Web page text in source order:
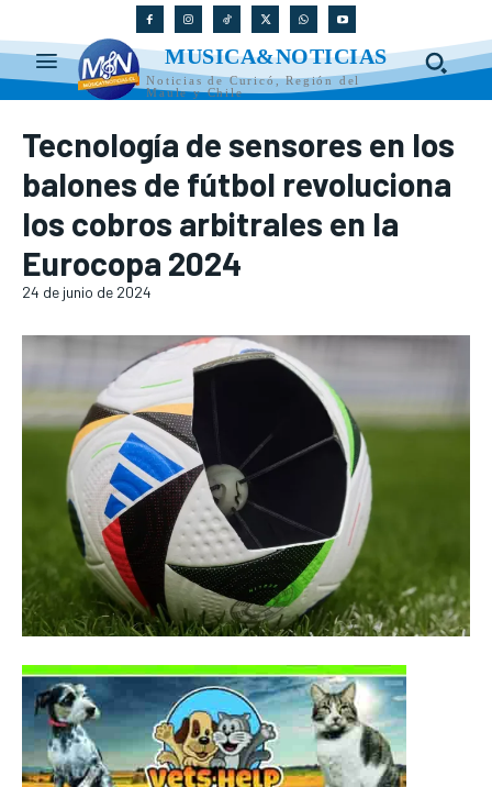
MUSICA&NOTICIAS
Noticias de Curicó, Región del
Maule y Chile
Tecnología de sensores en los
balones de fútbol revoluciona
los cobros arbitrales en la
Eurocopa 2024
24 de junio de 2024